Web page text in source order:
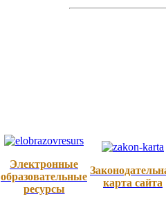
Электронные
образовательные
ресурсы
карта сайта